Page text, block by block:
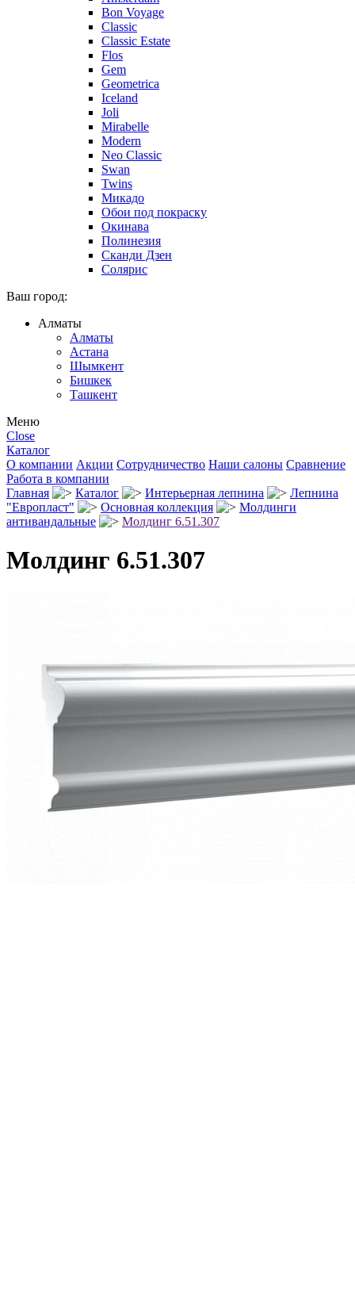
Bon Voyage
Classic
Classic Estate
Flos
Gem
Geometrica
Iceland
Joli
Mirabelle
Modern
Neo Classic
Swan
Twins
Микадо
Обои под покраску
Окинава
Полинезия
Сканди Дзен
Солярис
Ваш город:
Алматы
Алматы
Астана
Шымкент
Бишкек
Ташкент
Меню
Close
Каталог
О компании Акции Сотрудничество Наши салоны Сравнение
Работа в компании
Главная
Каталог Интерьерная лепнина
Лепнина
"Европласт"
Основная коллекция
Молдинги
антивандальные
Молдинг 6.51.307
Молдинг 6.51.307